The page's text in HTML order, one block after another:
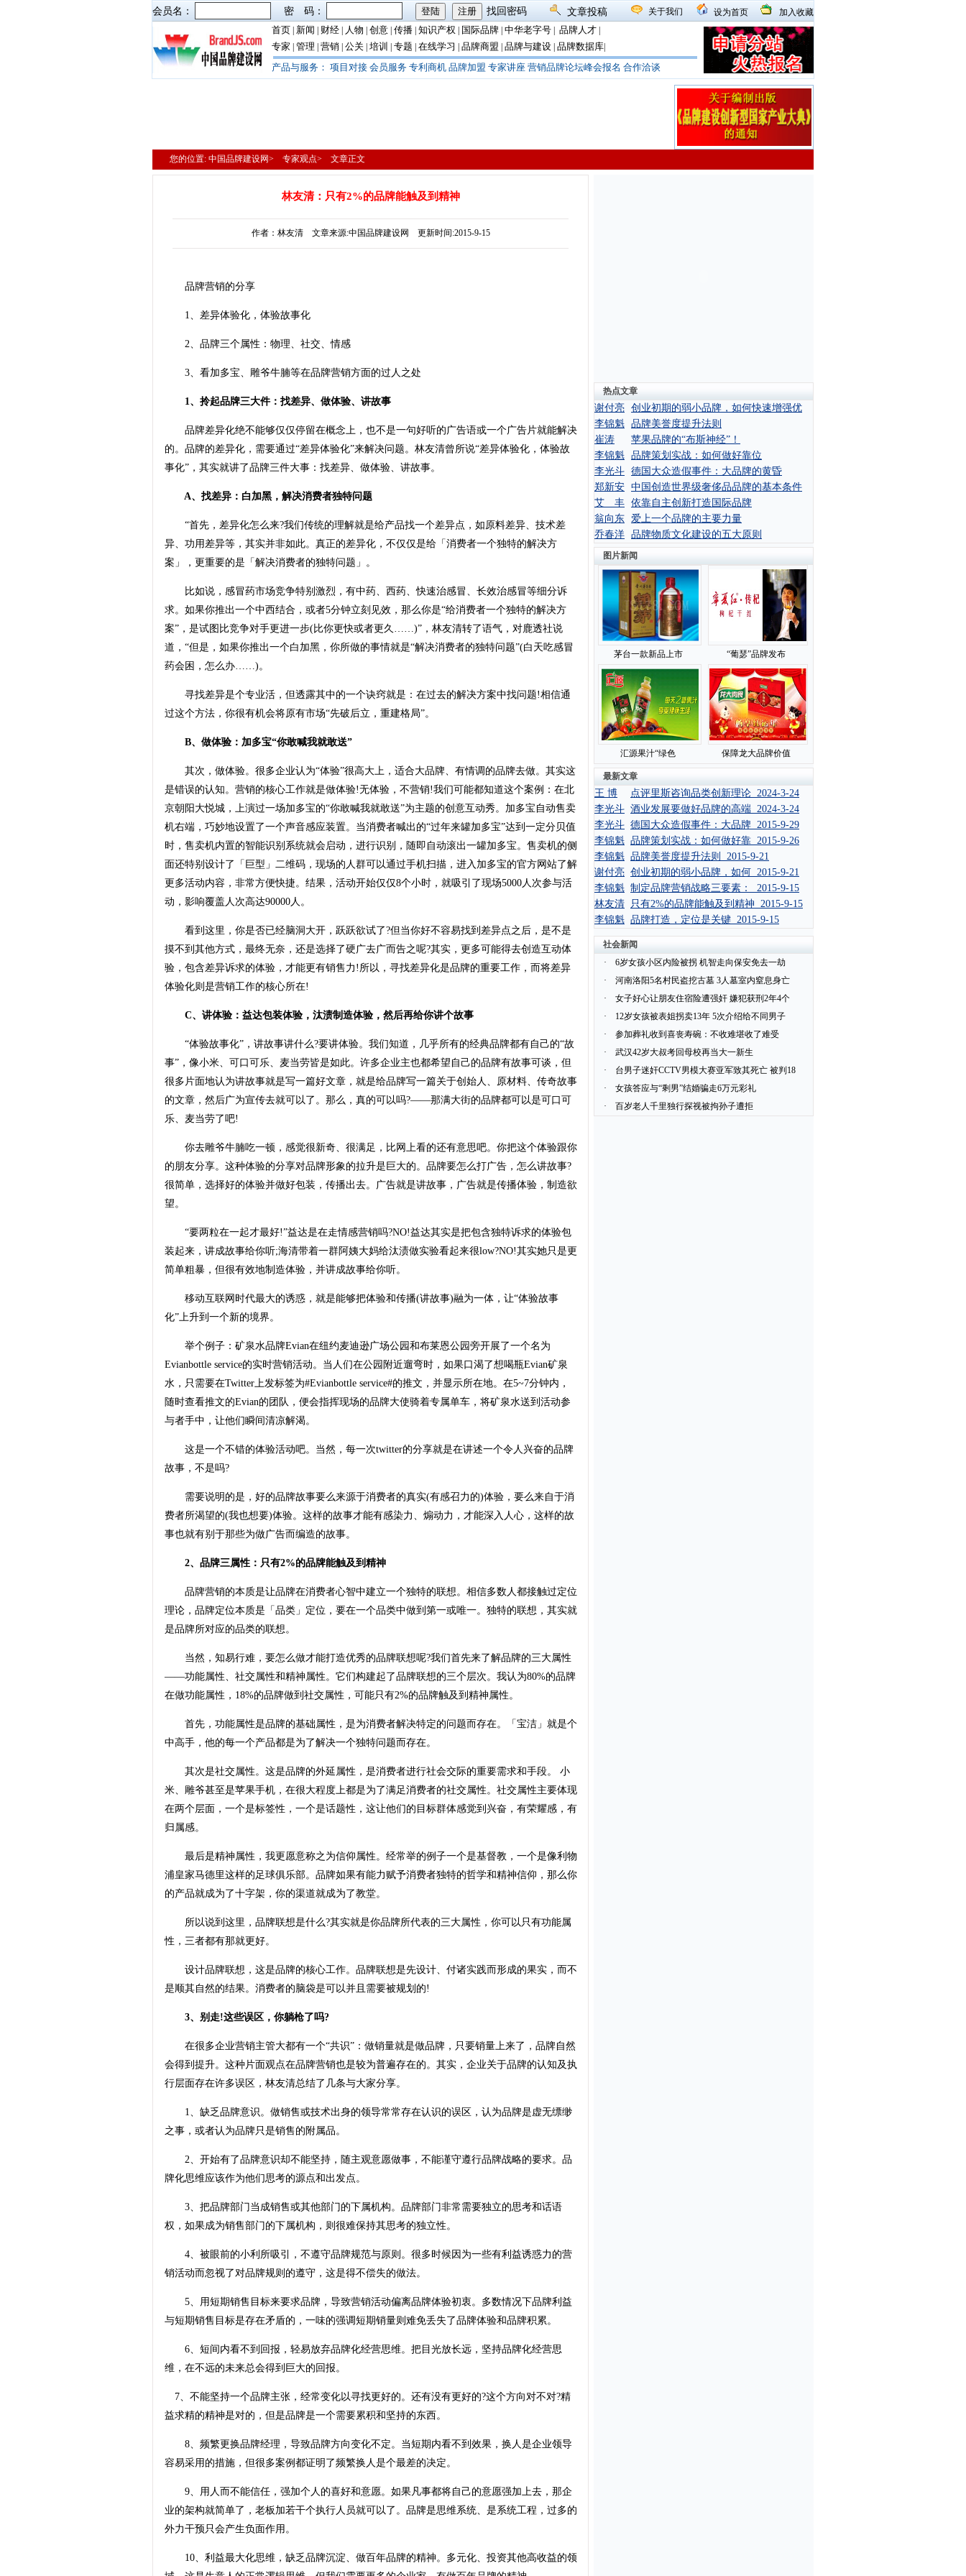
会员名： 密 码： 找回密码 文章投稿 关于我们 设为首页 加入收藏
首页 新闻 财经 人物 创意 传播 知识产权 国际品牌 中华老字号 品牌人才
专家 管理 营销 公关 培训 专题 在线学习 品牌商盟 品牌与建设 品牌数据库
产品与服务： 项目对接 会员服务 专利商机 品牌加盟 专家讲座 营销品牌论坛峰会报名 合作洽谈
您的位置: 中国品牌建设网> 专家观点> 文章正文
林友清：只有2%的品牌能触及到精神
作者：林友清 文章来源:中国品牌建设网 更新时间:2015-9-15
品牌营销的分享
1、差异体验化，体验故事化
2、品牌三个属性：物理、社交、情感
3、看加多宝、雕爷牛腩等在品牌营销方面的过人之处
1、拎起品牌三大件：找差异、做体验、讲故事
品牌差异化绝不能够仅仅停留在概念上，也不是一句好听的广告语或一个广告片就能解决
的。品牌的差异化，需要通过“差异体验化”来解决问题。林友清曾所说“差异体验化，体验故
事化”，其实就讲了品牌三件大事：找差异、做体验、讲故事。
A、找差异：白加黑，解决消费者独特问题
“首先，差异化怎么来?我们传统的理解就是给产品找一个差异点，如原料差异、技术差
异、功用差异等，其实并非如此。真正的差异化，不仅仅是给「消费者一个独特的解决方
案」，更重要的是「解决消费者的独特问题」。
比如说，感冒药市场竞争特别激烈，有中药、西药、快速治感冒、长效治感冒等细分诉
求。如果你推出一个中西结合，或者5分钟立刻见效，那么你是“给消费者一个独特的解决方
案”，是试图比竞争对手更进一步(比你更快或者更久……)”，林友清转了语气，对鹿透社说
道，“但是，如果你推出一个白加黑，你所做的事情就是“解决消费者的独特问题”(白天吃感冒
药会困，怎么办……)。
寻找差异是个专业活，但透露其中的一个诀窍就是：在过去的解决方案中找问题!相信通
过这个方法，你很有机会将原有市场“先破后立，重建格局”。
B、做体验：加多宝“你敢喊我就敢送”
其次，做体验。很多企业认为“体验”很高大上，适合大品牌、有情调的品牌去做。其实这
是错误的认知。营销的核心工作就是做体验!无体验，不营销!我们可能都知道这个案例：在北
京朝阳大悦城，上演过一场加多宝的“你敢喊我就敢送”为主题的创意互动秀。加多宝自动售卖
机右端，巧妙地设置了一个声音感应装置。当消费者喊出的“过年来罐加多宝”达到一定分贝值
时，售卖机内置的智能识别系统就会启动，进行识别，随即自动滚出一罐加多宝。售卖机的侧
面还特别设计了「巨型」二维码，现场的人群可以通过手机扫描，进入加多宝的官方网站了解
更多活动内容，非常方便快捷。结果，活动开始仅仅8个小时，就吸引了现场5000人次参与活
动，影响覆盖人次高达90000人。
看到这里，你是否已经脑洞大开，跃跃欲试了?但当你好不容易找到差异点之后，是不是
摸不到其他方式，最终无奈，还是选择了硬广去广而告之呢?其实，更多可能得去创造互动体
验，包含差异诉求的体验，才能更有销售力!所以，寻找差异化是品牌的重要工作，而将差异
体验化则是营销工作的核心所在!
C、讲体验：益达包装体验，汰渍制造体验，然后再给你讲个故事
“体验故事化”，讲故事讲什么?要讲体验。我们知道，几乎所有的经典品牌都有自己的“故
事”，像小米、可口可乐、麦当劳皆是如此。许多企业主也都希望自己的品牌有故事可谈，但
很多片面地认为讲故事就是写一篇好文章，就是给品牌写一篇关于创始人、原材料、传奇故事
的文章，然后广为宣传去就可以了。那么，真的可以吗?——那满大街的品牌都可以是可口可
乐、麦当劳了吧!
你去雕爷牛腩吃一顿，感觉很新奇、很满足，比网上看的还有意思吧。你把这个体验跟你
的朋友分享。这种体验的分享对品牌形象的拉升是巨大的。品牌要怎么打广告，怎么讲故事?
很简单，选择好的体验并做好包装，传播出去。广告就是讲故事，广告就是传播体验，制造欲
望。
“要两粒在一起才最好!”益达是在走情感营销吗?NO!益达其实是把包含独特诉求的体验包
装起来，讲成故事给你听;海清带着一群阿姨大妈给汰渍做实验看起来很low?NO!其实她只是更
简单粗暴，但很有效地制造体验，并讲成故事给你听。
移动互联网时代最大的诱惑，就是能够把体验和传播(讲故事)融为一体，让“体验故事
化”上升到一个新的境界。
举个例子：矿泉水品牌Evian在纽约麦迪逊广场公园和布莱恩公园旁开展了一个名为
Evianbottle service的实时营销活动。当人们在公园附近遛弯时，如果口渴了想喝瓶Evian矿泉
水，只需要在Twitter上发标签为#Evianbottle service#的推文，并显示所在地。在5~7分钟内，
随时查看推文的Evian的团队，便会指挥现场的品牌大使骑着专属单车，将矿泉水送到活动参
与者手中，让他们瞬间清凉解渴。
这是一个不错的体验活动吧。当然，每一次twitter的分享就是在讲述一个令人兴奋的品牌
故事，不是吗?
需要说明的是，好的品牌故事要么来源于消费者的真实(有感召力的)体验，要么来自于消
费者所渴望的(我也想要)体验。这样的故事才能有感染力、煽动力，才能深入人心，这样的故
事也就有别于那些为做广告而编造的故事。
2、品牌三属性：只有2%的品牌能触及到精神
品牌营销的本质是让品牌在消费者心智中建立一个独特的联想。相信多数人都接触过定位
理论，品牌定位本质是「品类」定位，要在一个品类中做到第一或唯一。独特的联想，其实就
是品牌所对应的品类的联想。
当然，知易行难，要怎么做才能打造优秀的品牌联想呢?我们首先来了解品牌的三大属性
——功能属性、社交属性和精神属性。它们构建起了品牌联想的三个层次。我认为80%的品牌
在做功能属性，18%的品牌做到社交属性，可能只有2%的品牌触及到精神属性。
首先，功能属性是品牌的基础属性，是为消费者解决特定的问题而存在。「宝洁」就是个
中高手，他的每一个产品都是为了解决一个独特问题而存在。
其次是社交属性。这是品牌的外延属性，是消费者进行社会交际的重要需求和手段。 小
米、雕爷甚至是苹果手机，在很大程度上都是为了满足消费者的社交属性。社交属性主要体现
在两个层面，一个是标签性，一个是话题性，这让他们的目标群体感觉到兴奋，有荣耀感，有
归属感。
最后是精神属性，我更愿意称之为信仰属性。经常举的例子一个是基督教，一个是像利物
浦皇家马德里这样的足球俱乐部。品牌如果有能力赋予消费者独特的哲学和精神信仰，那么你
的产品就成为了十字架，你的渠道就成为了教堂。
所以说到这里，品牌联想是什么?其实就是你品牌所代表的三大属性，你可以只有功能属
性，三者都有那就更好。
设计品牌联想，这是品牌的核心工作。品牌联想是先设计、付诸实践而形成的果实，而不
是顺其自然的结果。消费者的脑袋是可以并且需要被规划的!
3、别走!这些误区，你躺枪了吗?
在很多企业营销主管大都有一个“共识”：做销量就是做品牌，只要销量上来了，品牌自然
会得到提升。这种片面观点在品牌营销也是较为普遍存在的。其实，企业关于品牌的认知及执
行层面存在许多误区，林友清总结了几条与大家分享。
1、缺乏品牌意识。做销售或技术出身的领导常常存在认识的误区，认为品牌是虚无缥缈
之事，或者认为品牌只是销售的附属品。
2、开始有了品牌意识却不能坚持，随主观意愿做事，不能谨守遵行品牌战略的要求。品
牌化思维应该作为他们思考的源点和出发点。
3、把品牌部门当成销售或其他部门的下属机构。品牌部门非常需要独立的思考和话语
权，如果成为销售部门的下属机构，则很难保持其思考的独立性。
4、被眼前的小利所吸引，不遵守品牌规范与原则。很多时候因为一些有利益诱惑力的营
销活动而忽视了对品牌规则的遵守，这是得不偿失的做法。
5、用短期销售目标来要求品牌，导致营销活动偏离品牌体验初衷。多数情况下品牌利益
与短期销售目标是存在矛盾的，一味的强调短期销量则难免丢失了品牌体验和品牌积累。
6、短间内看不到回报，轻易放弃品牌化经营思维。把目光放长远，坚持品牌化经营思
维，在不远的未来总会得到巨大的回报。
7、不能坚持一个品牌主张，经常变化以寻找更好的。还有没有更好的?这个方向对不对?精
益求精的精神是对的，但是品牌是一个需要累积和坚持的东西。
8、频繁更换品牌经理，导致品牌方向变化不定。当短期内看不到效果，换人是企业领导
容易采用的措施，但很多案例都证明了频繁换人是个最差的决定。
9、用人而不能信任，强加个人的喜好和意愿。如果凡事都将自己的意愿强加上去，那企
业的架构就简单了，老板加若干个执行人员就可以了。品牌是思维系统、是系统工程，过多的
外力干预只会产生负面作用。
10、利益最大化思维，缺乏品牌沉淀、做百年品牌的精神。多元化、投资其他高收益的领
热点文章
谢付亮 创业初期的弱小品牌，如何快速增强优
李锦魁 品牌美誉度提升法则
崔涛
苹果品牌的“布斯神经”！
李锦魁 品牌策划实战：如何做好靠位
李光斗 德国大众造假事件：大品牌的黄昏
郑新安 中国创造世界级奢侈品品牌的基本条件
艾 丰 依靠自主创新打造国际品牌
翁向东 爱上一个品牌的主要力量
乔春洋 品牌物质文化建设的五大原则
图片新闻
茅台一款新品上市 “葡瑟”品牌发布
汇源果汁“绿色 保障龙大品牌价值
最新文章
王 博
点评里斯咨询品类创新理论 2024-3-24
李光斗 酒业发展要做好品牌的高端 2024-3-24
李光斗 德国大众造假事件：大品牌 2015-9-29
李锦魁 品牌策划实战：如何做好靠 2015-9-26
李锦魁 品牌美誉度提升法则 2015-9-21
谢付亮 创业初期的弱小品牌，如何 2015-9-21
李锦魁 制定品牌营销战略三要素： 2015-9-15
林友清 只有2%的品牌能触及到精神 2015-9-15
李锦魁 品牌打造，定位是关键 2015-9-15
社会新闻
·
6岁女孩小区内险被拐 机智走向保安免去一劫
·
河南洛阳5名村民盗挖古墓 3人墓室内窒息身亡
·
女子好心让朋友住宿险遭强奸 嫌犯获刑2年4个
·
12岁女孩被表姐拐卖13年 5次介绍给不同男子
·
参加葬礼收到喜丧寿碗：不收难堪收了难受
·
武汉42岁大叔考回母校再当大一新生
·
台男子迷奸CCTV男模大赛亚军致其死亡 被判18
·
女孩答应与“剩男”结婚骗走6万元彩礼
·
百岁老人千里独行探视被拘孙子遭拒